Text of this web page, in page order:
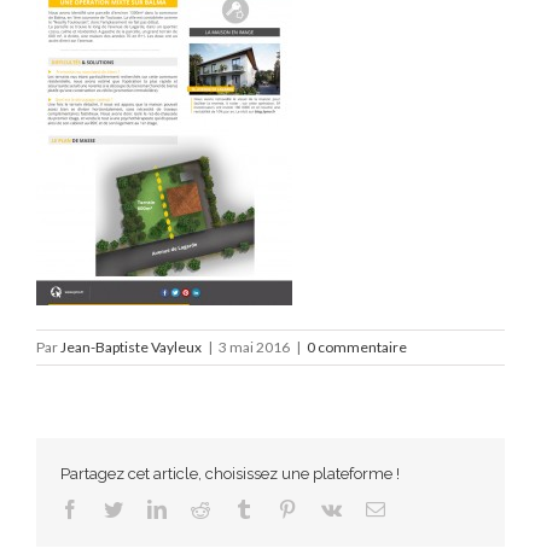
ParJean-Baptiste Vayleux | 3 mai 2016 | 0 commentaire
Partagez cet article, choisissez une plateforme !
Facebook
TwitterLinkedInReddit Tumblr Pinterest
Vk Email